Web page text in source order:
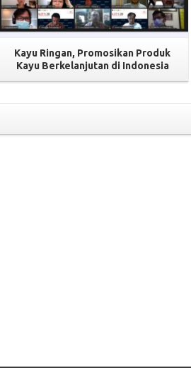
Kayu Ringan, Promosikan Produk
Kayu Berkelanjutan di Indonesia